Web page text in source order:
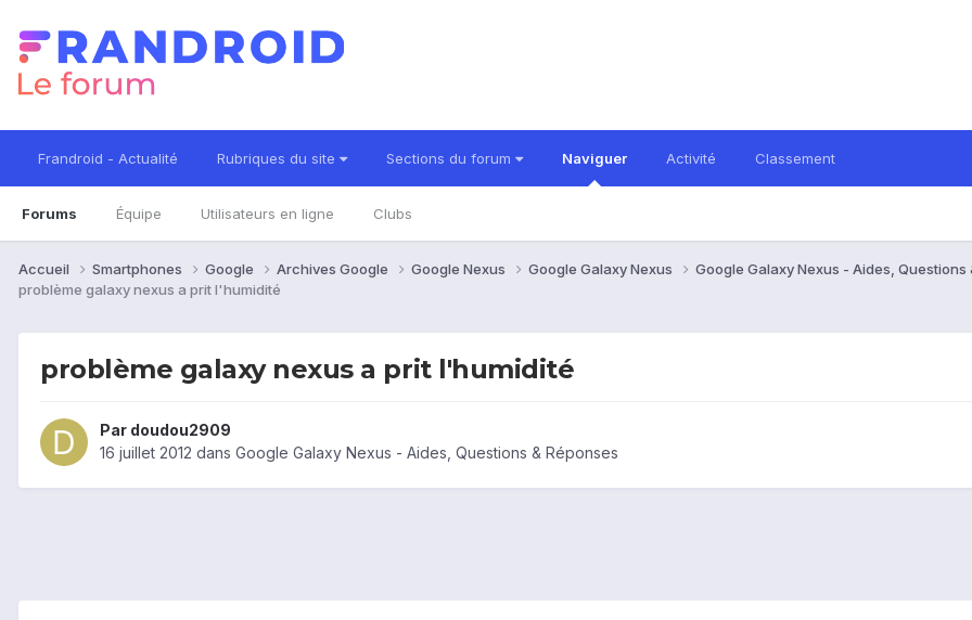
Frandroid - Actualité Rubriques du site Sections du forum Naviguer
Forums Équipe Utilisateurs en ligne Clubs
Activité Classement
Accueil Smartphones Google Archives Google Google Nexus Google Galaxy Nexus
Google Galaxy Nexus - Aides, Questions
problème galaxy nexus a prit l'humidité
problème galaxy nexus a prit l'humidité
Par doudou2909
16 juillet 2012 dans Google Galaxy Nexus - Aides, Questions & Réponses